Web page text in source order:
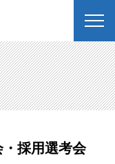
会社スチールセンター
採用選考会